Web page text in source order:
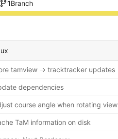
1Branch
tamview -> tracktracker updates
dependencies
course angle when rotating view
TaM information on disk